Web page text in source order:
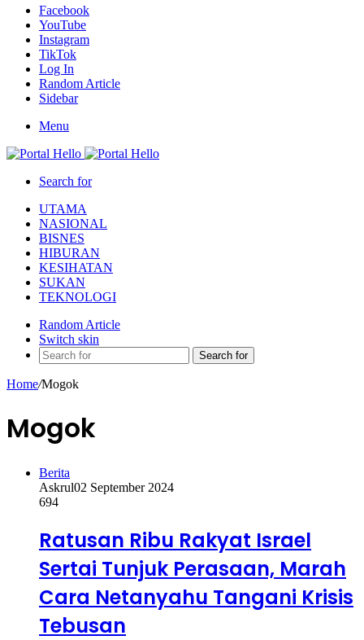
Facebook
YouTube
Instagram
TikTok
Log In
Random Article
Sidebar
Menu
Search for
UTAMA
NASIONAL
BISNES
HIBURAN
KESIHATAN
SUKAN
TEKNOLOGI
Random Article
Switch skin
Search for
Home/Mogok
Mogok
Berita
Askrul02 September 2024
694
Ratusan Ribu Rakyat Israel
Sertai Tunjuk Perasaan, Marah
Cara Netanyahu Tangani Krisis
Tebusan